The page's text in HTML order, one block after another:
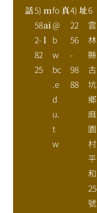
話5)
58
2-
82
25
m
ai
l
fo
@
b
w
bc
.e
d
u.
t
w
真4)
22
56
-
98
88
址6
雲
林
縣
古
坑
鄉
麻
園
村
平
和
25
號